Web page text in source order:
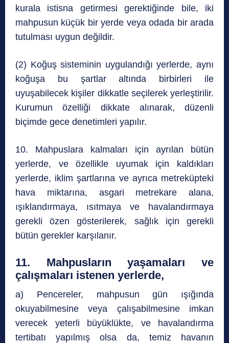
kurala istisna getirmesi gerektiğinde bile, iki
mahpusun küçük bir yerde veya odada bir arada
tutulması uygun değildir.
(2) Koğuş sisteminin uygulandığı yerlerde, aynı
koğuşa bu şartlar altında birbirleri ile
uyuşabilecek kişiler dikkatle seçilerek yerleştirilir.
Kurumun özelliği dikkate alınarak, düzenli
biçimde gece denetimleri yapılır.
10. Mahpuslara kalmaları için ayrılan bütün
yerlerde, ve özellikle uyumak için kaldıkları
yerlerde, iklim şartlarına ve ayrıca metreküpteki
hava miktarına, asgari metrekare alana,
ışıklandırmaya, ısıtmaya ve havalandırmaya
gerekli özen gösterilerek, sağlık için gerekli
bütün gerekler karşılanır.
11. Mahpusların yaşamaları ve
çalışmaları istenen yerlerde,
a) Pencereler, mahpusun gün ışığında
okuyabilmesine veya çalışabilmesine imkan
verecek yeterli büyüklükte, ve havalandırma
tertibatı yapılmış olsa da, temiz havanın